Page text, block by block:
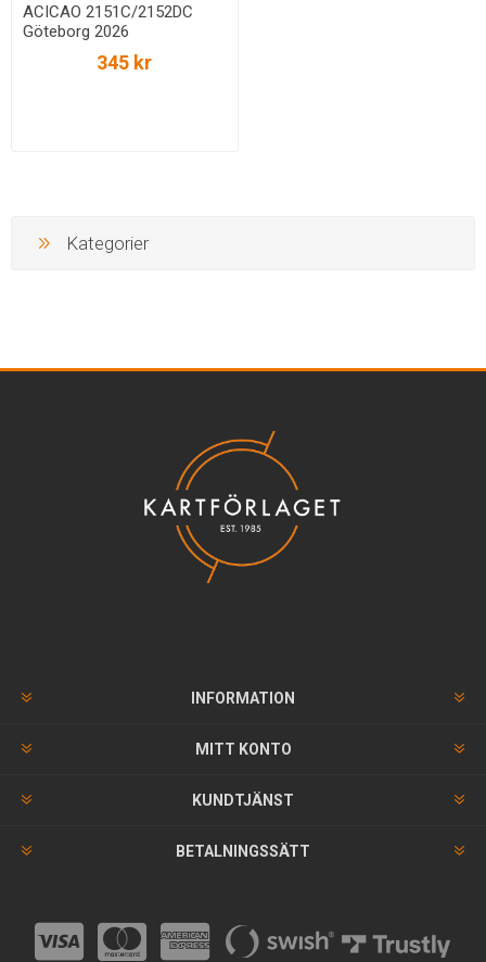
ACICAO 2151C/2152DC
Göteborg 2026
345 kr
Kategorier
INFORMATION
MITT KONTO
KUNDTJÄNST
BETALNINGSSÄTT